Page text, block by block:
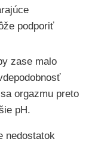
podporiť
zase malo
orgazmu preto
pH.
nedostatok